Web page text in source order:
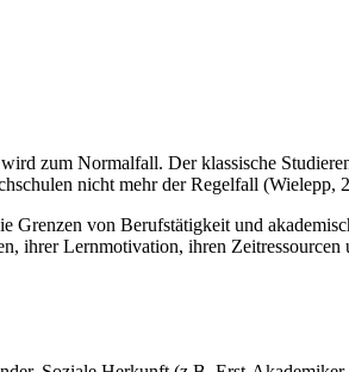
zum Normalfall. Der klassische
nicht mehr der Regelfall (Wielepp,
Grenzen von Berufstätigkeit und
ihrer Lernmotivation, ihren Zeitressourcen